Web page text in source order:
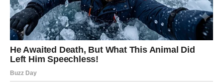
Lav
Vaša harizma danas dolazi do punog izražaja. Gde god da
se pojavite ostavljaćete snažan utisak, a ljudi će želeti da